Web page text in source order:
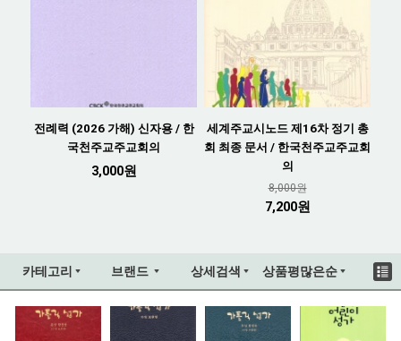
전례력 (2026 가해) 신자용 / 한
국천주교주교회의
3,000원
세계주교시노드 제16차 정기 총
회 최종 문서 / 한국천주교주교회
의
8,000원
7,200원
카테고리 브랜드 상세검색 상품평많은순